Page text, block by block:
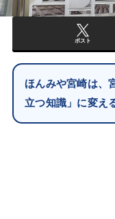
ポスト
ほんみや宮崎は、
立つ知識」に変え